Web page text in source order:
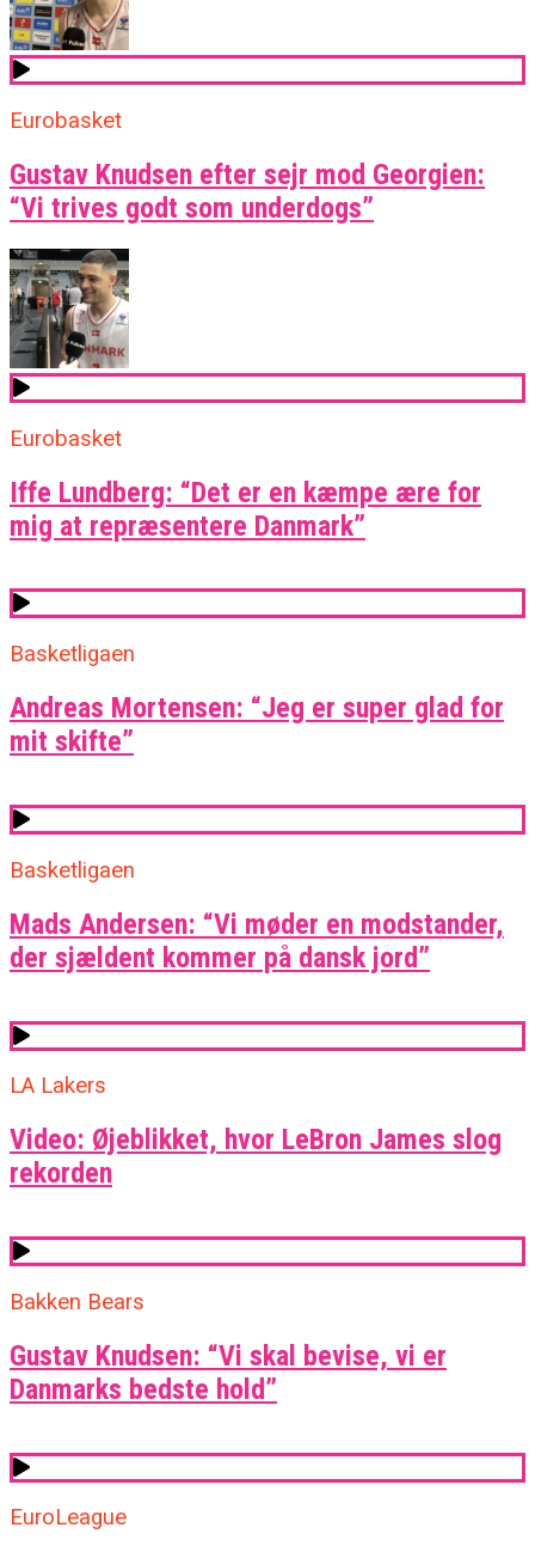
Eurobasket
Gustav Knudsen efter sejr mod Georgien:
“Vi trives godt som underdogs”
Eurobasket
Iffe Lundberg: “Det er en kæmpe ære for
mig at repræsentere Danmark”
Basketligaen
Andreas Mortensen: “Jeg er super glad for
mit skifte”
Basketligaen
Mads Andersen: “Vi møder en modstander,
der sjældent kommer på dansk jord”
LA Lakers
Video: Øjeblikket, hvor LeBron James slog
rekorden
Bakken Bears
Gustav Knudsen: “Vi skal bevise, vi er
Danmarks bedste hold”
EuroLeague